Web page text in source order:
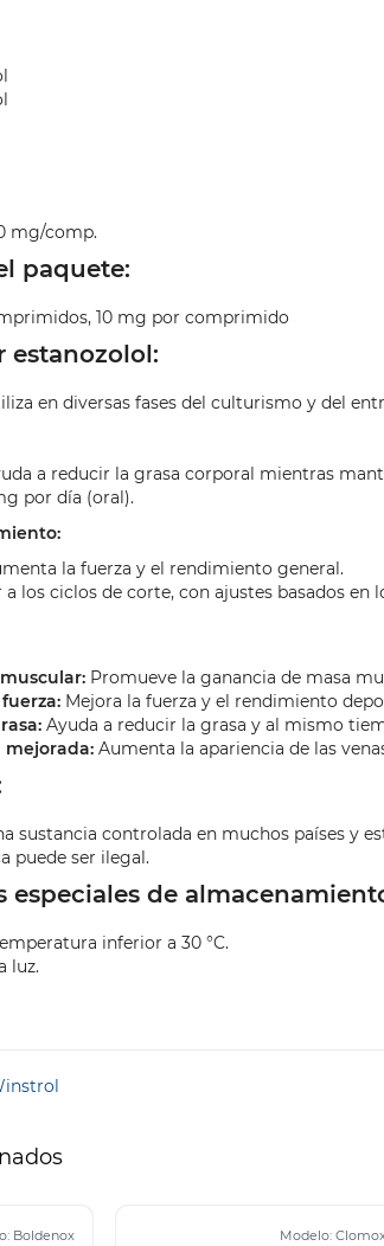
mg/comp.
paquete:
10 mg por comprimido
estanozolol:
en diversas fases del culturismo y del
a reducir la grasa corporal mientras
por día (oral).
la fuerza y el rendimiento general.
a los ciclos de corte, con ajustes basados en
Promueve la ganancia de masa
Mejora la fuerza y el rendimiento
Ayuda a reducir la grasa y al mismo
mejorada: Aumenta la apariencia de las
sustancia controlada en muchos países y
puede ser ilegal.
especiales de
inferior a 30 °C.
luz.
Boldenox Modelo: